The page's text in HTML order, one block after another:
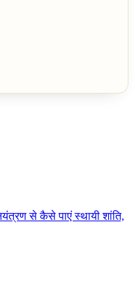
से कैसे पाएं स्थायी शांति,